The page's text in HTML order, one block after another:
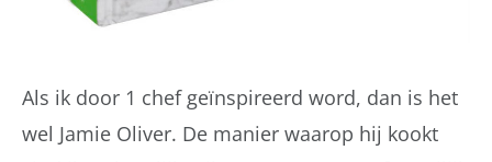
Als ik door 1 chef geïnspireerd word, dan is het
wel Jamie Oliver. De manier waarop hij kookt